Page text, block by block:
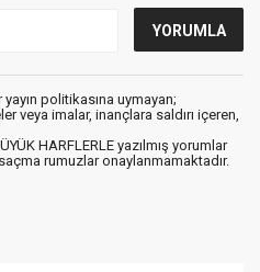
politikasına uymayan;
veya imalar, inançlara saldırı içeren,
HARFLERLE yazılmış yorumlar
rumuzlar onaylanmamaktadır.